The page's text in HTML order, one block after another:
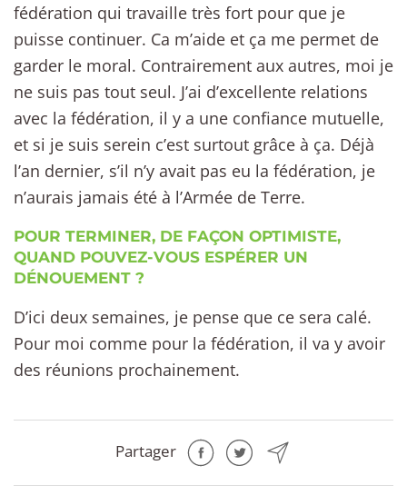
fédération qui travaille très fort pour que je
puisse continuer. Ca m’aide et ça me permet de
garder le moral. Contrairement aux autres, moi je
ne suis pas tout seul. J’ai d’excellente relations
avec la fédération, il y a une confiance mutuelle,
et si je suis serein c’est surtout grâce à ça. Déjà
l’an dernier, s’il n’y avait pas eu la fédération, je
n’aurais jamais été à l’Armée de Terre.
POUR TERMINER, DE FAÇON OPTIMISTE,
QUAND POUVEZ-VOUS ESPÉRER UN
DÉNOUEMENT ?
D’ici deux semaines, je pense que ce sera calé.
Pour moi comme pour la fédération, il va y avoir
des réunions prochainement.
Partager